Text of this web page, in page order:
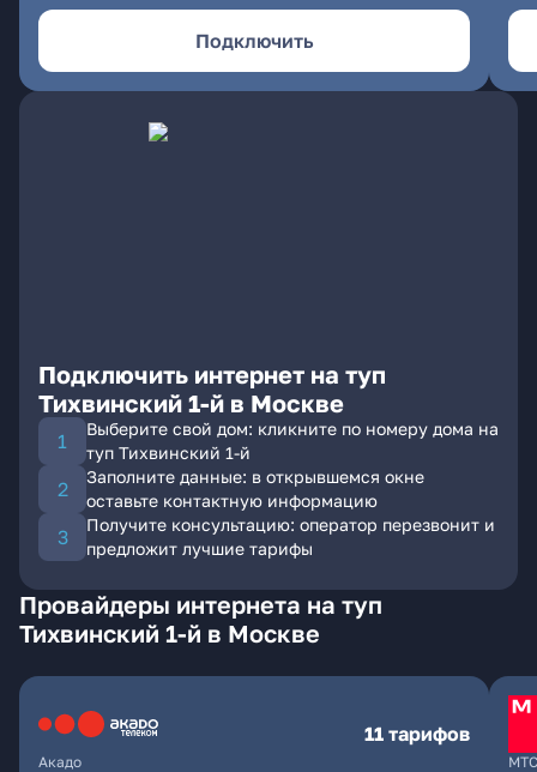
Подключить
Подключить интернет на туп
Тихвинский 1-й в Москве
Выберите свой дом: кликните по номеру дома на
туп Тихвинский 1-й
Заполните данные: в открывшемся окне
оставьте контактную информацию
Получите консультацию: оператор перезвонит и
предложит лучшие тарифы
Провайдеры интернета на туп
Тихвинский 1-й в Москве
Акадо
11 тарифов
МТС